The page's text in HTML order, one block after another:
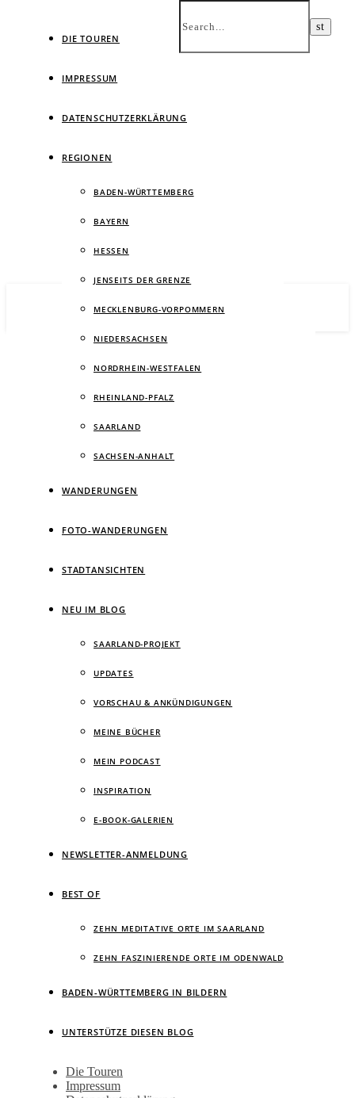
DIE TOUREN
IMPRESSUM
DATENSCHUTZERKLÄRUNG
REGIONEN
BADEN-WÜRTTEMBERG
BAYERN
HESSEN
JENSEITS DER GRENZE
MECKLENBURG-VORPOMMERN
NIEDERSACHSEN
NORDRHEIN-WESTFALEN
RHEINLAND-PFALZ
SAARLAND
SACHSEN-ANHALT
WANDERUNGEN
FOTO-WANDERUNGEN
STADTANSICHTEN
NEU IM BLOG
SAARLAND-PROJEKT
UPDATES
VORSCHAU & ANKÜNDIGUNGEN
MEINE BÜCHER
MEIN PODCAST
INSPIRATION
E-BOOK-GALERIEN
NEWSLETTER-ANMELDUNG
BEST OF
ZEHN MEDITATIVE ORTE IM SAARLAND
ZEHN FASZINIERENDE ORTE IM ODENWALD
BADEN-WÜRTTEMBERG IN BILDERN
UNTERSTÜTZE DIESEN BLOG
Wandertagebuch von Torsten
Die Touren
Impressum